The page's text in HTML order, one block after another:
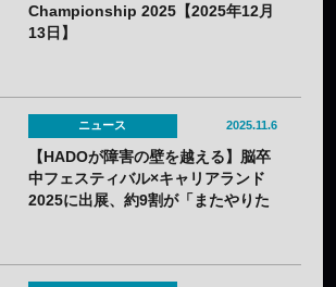
Championship 2025【2025年12月
13日】
ニュース 2025.11.6
【HADOが障害の壁を越える】脳卒
中フェスティバル×キャリアランド
2025に出展、約9割が「またやりた